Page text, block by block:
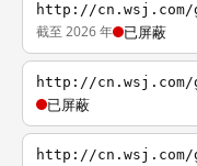
http://cn.wsj.com/
截至 2026 年 已屏蔽
http://cn.wsj.com/
已屏蔽
http://cn.wsj.com/